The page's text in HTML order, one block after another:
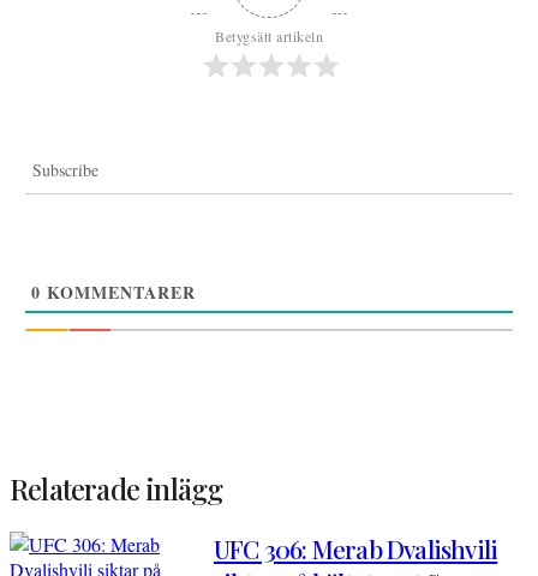
Betygsätt artikeln
Subscribe
0 KOMMENTARER
Relaterade inlägg
UFC 306: Merab Dvalishvili